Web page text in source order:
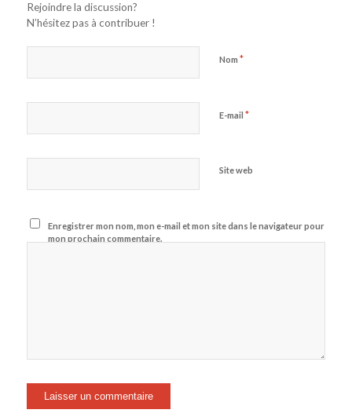
Rejoindre la discussion?
N’hésitez pas à contribuer !
Nom *
E-mail *
Site web
Enregistrer mon nom, mon e-mail et mon site dans le navigateur pour
mon prochain commentaire.